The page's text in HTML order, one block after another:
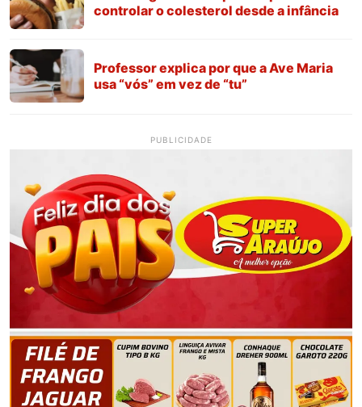
controlar o colesterol desde a infância
Professor explica por que a Ave Maria
usa “vós” em vez de “tu”
PUBLICIDADE